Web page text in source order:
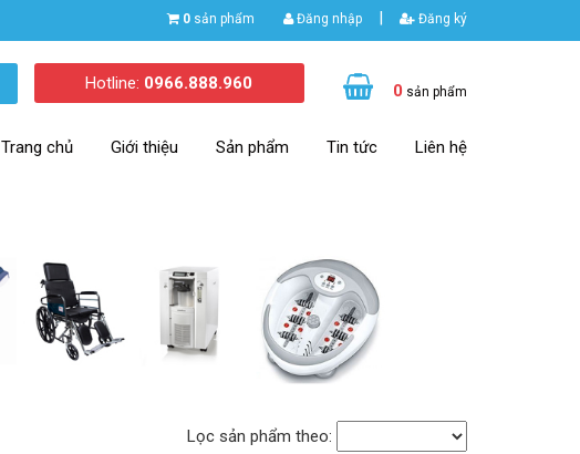
0 sản phẩm Đăng nhập | Đăng ký
Hotline: 0966.888.960 0 sản phẩm
Trang chủ Giới thiệu Sản phẩm Tin tức Liên hệ
Lọc sản phẩm theo: